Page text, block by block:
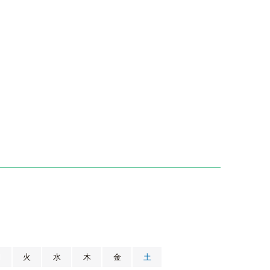
火 水 木 金 土